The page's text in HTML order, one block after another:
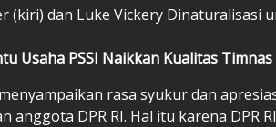
(kiri) dan Luke Vickery Dinaturalisasi
Usaha PSSI Naikkan Kualitas
rasa syukur dan
anggota DPR RI. Hal itu karena DPR